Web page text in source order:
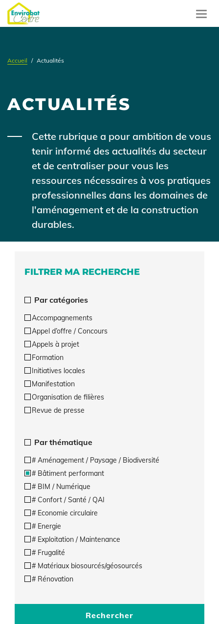
Aller
au
contenu
Accueil Actualités
ACTUALITÉS
Contenu
Cette rubrique a pour ambition de vous
tenir informé des actualités du secteur
et de centraliser pour vous les
ressources nécessaires à vos pratiques
professionnelles dans les domaines de
l'aménagement et de la construction
durables.
FILTRER MA RECHERCHE
Par catégories
Accompagnements
Appel d’offre / Concours
Appels à projet
Formation
Initiatives locales
Manifestation
Organisation de filières
Revue de presse
Par thématique
# Aménagement / Paysage / Biodiversité
# Bâtiment performant
# BIM / Numérique
# Confort / Santé / QAI
# Economie circulaire
# Energie
# Exploitation / Maintenance
# Frugalité
# Matériaux biosourcés/géosourcés
# Rénovation
Rechercher